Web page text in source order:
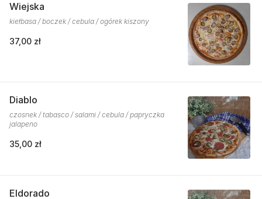
Wiejska
kiełbasa / boczek / cebula / ogórek kiszony
37,00 zł
Diablo
czosnek / tabasco / salami / cebula / papryczka
jalapeno
35,00 zł
Eldorado